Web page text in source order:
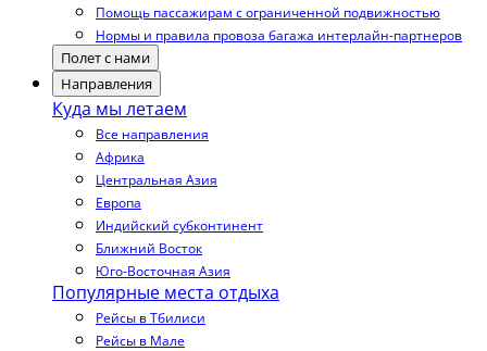
Помощь пассажирам с ограниченной подвижностью
Нормы и правила провоза багажа интерлайн-партнеров
Полет с нами
Направления
Куда мы летаем
Все направления
Африка
Центральная Азия
Европа
Индийский субконтинент
Ближний Восток
Юго-Восточная Азия
Популярные места отдыха
Рейсы в Тбилиси
Рейсы в Мале